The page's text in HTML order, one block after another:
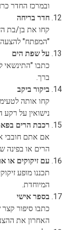
ובמרכז החדר
חדר בריחה
קחו את בן/בת
"המפתח"
על שפת הים
כתבו "התינשאי
ברך.
ביקור ביקב
קחו אותה
נישואין על רקע
רכבת הרים
אם אתם חובבי
הרים או בפינה
עם זיקוקים או
תכננו מופע
המיוחדת.
בספר אישי
כתבו סיפור
האחרון את